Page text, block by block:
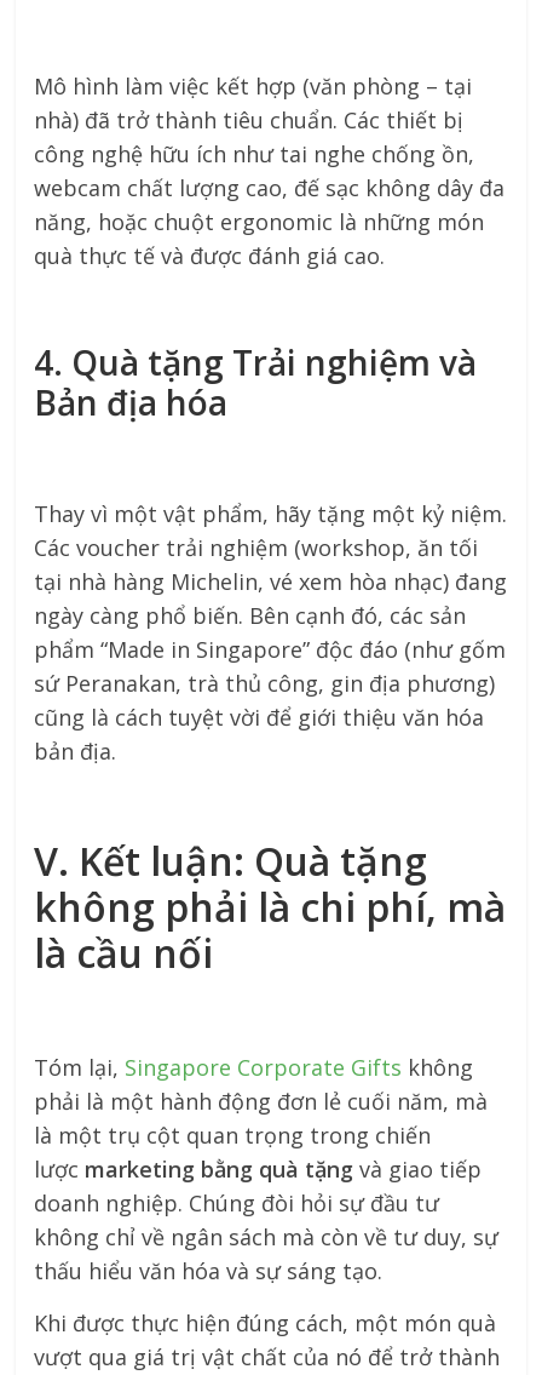
Mô hình làm việc kết hợp (văn phòng – tại
nhà) đã trở thành tiêu chuẩn. Các thiết bị
công nghệ hữu ích như tai nghe chống ồn,
webcam chất lượng cao, đế sạc không dây đa
năng, hoặc chuột ergonomic là những món
quà thực tế và được đánh giá cao.
4. Quà tặng Trải nghiệm và
Bản địa hóa
Thay vì một vật phẩm, hãy tặng một kỷ niệm.
Các voucher trải nghiệm (workshop, ăn tối
tại nhà hàng Michelin, vé xem hòa nhạc) đang
ngày càng phổ biến. Bên cạnh đó, các sản
phẩm “Made in Singapore” độc đáo (như gốm
sứ Peranakan, trà thủ công, gin địa phương)
cũng là cách tuyệt vời để giới thiệu văn hóa
bản địa.
V. Kết luận: Quà tặng
không phải là chi phí, mà
là cầu nối
Tóm lại, Singapore Corporate Gifts không
phải là một hành động đơn lẻ cuối năm, mà
là một trụ cột quan trọng trong chiến
lược marketing bằng quà tặng và giao tiếp
doanh nghiệp. Chúng đòi hỏi sự đầu tư
không chỉ về ngân sách mà còn về tư duy, sự
thấu hiểu văn hóa và sự sáng tạo.
Khi được thực hiện đúng cách, một món quà
vượt qua giá trị vật chất của nó để trở thành